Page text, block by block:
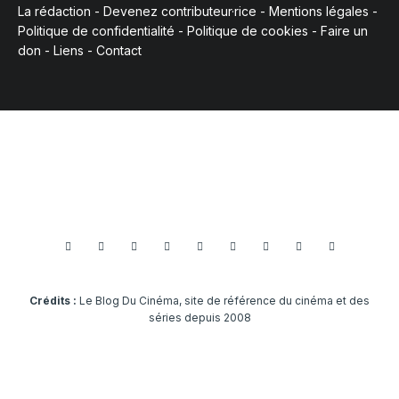
La rédaction - Devenez contributeur·rice - Mentions légales -
Politique de confidentialité - Politique de cookies - Faire un
don - Liens - Contact
Crédits : Le Blog Du Cinéma, site de référence du cinéma et des
séries depuis 2008